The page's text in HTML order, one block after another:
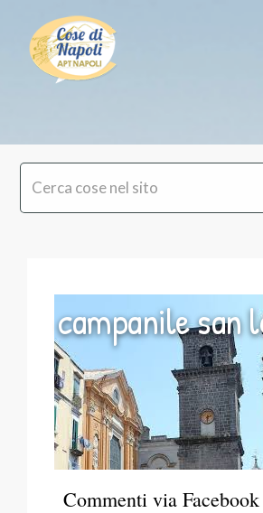
campanile san
Commenti via Facebook